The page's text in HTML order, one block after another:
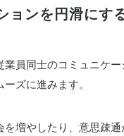
ョンを円滑にす
員同士のコミュニケ
ズに進みます。
増やしたり、意思疎